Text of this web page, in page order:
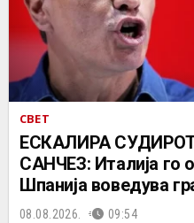
СВЕТ
ЕСКАЛИРА
САНЧЕЗ: Италија го
Шпанија воведува
08.08.2026. 09:54